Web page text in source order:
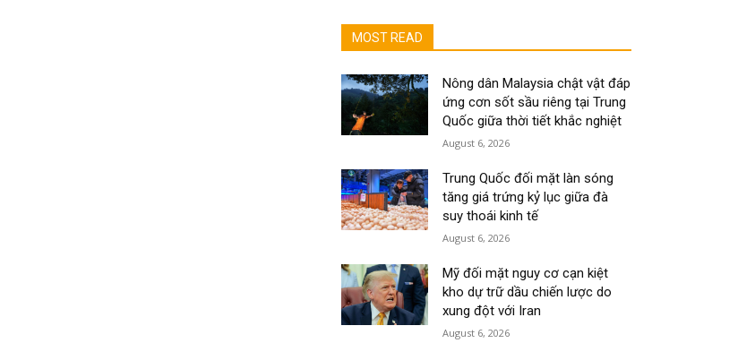
MOST READ
Nông dân Malaysia chật vật đáp
ứng cơn sốt sầu riêng tại Trung
Quốc giữa thời tiết khắc nghiệt
August 6, 2026
Trung Quốc đối mặt làn sóng
tăng giá trứng kỷ lục giữa đà
suy thoái kinh tế
August 6, 2026
Mỹ đối mặt nguy cơ cạn kiệt
kho dự trữ dầu chiến lược do
xung đột với Iran
August 6, 2026